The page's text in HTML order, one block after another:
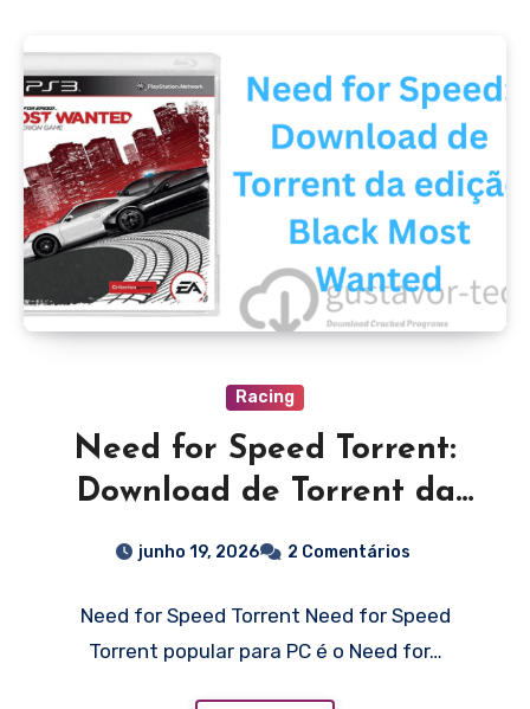
Racing
Need for Speed Torrent:
Download de Torrent da
edição Black Most Wanted
junho 19, 2026 2 Comentários
Need for Speed Torrent Need for Speed
Torrent popular para PC é o Need for…